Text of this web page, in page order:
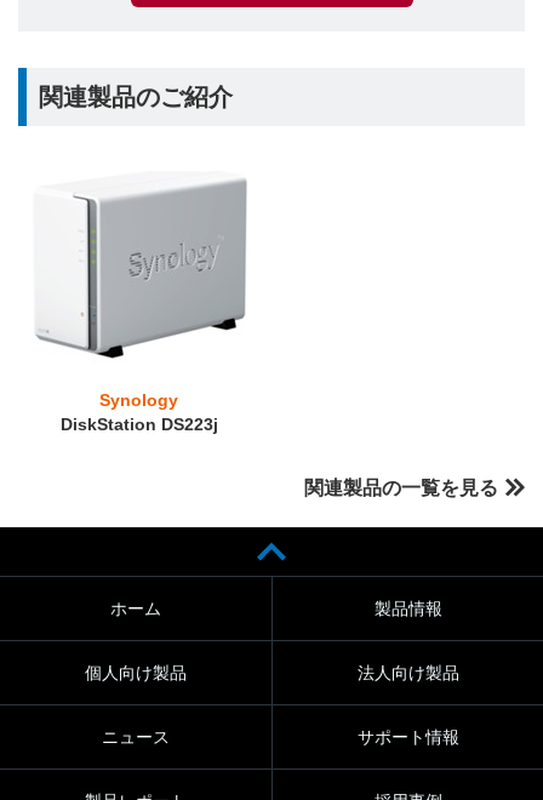
関連製品のご紹介
Synology
DiskStation DS223j
関連製品の一覧を見る
ホーム 製品情報
個人向け製品 法人向け製品
ニュース サポート情報